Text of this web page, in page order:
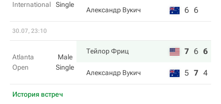
International
Single
Александр Вукич 6 6
30.07, 23:10
Atlanta
Open
Male
Single
Тейлор Фриц 7 6 6
Александр Вукич 5 7 4
История встреч